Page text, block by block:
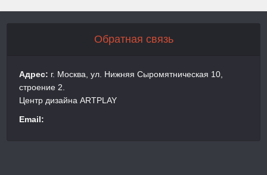
Обратная связь
Адрес: г. Москва, ул. Нижняя Сыромятническая 10,
строение 2.
Центр дизайна ARTPLAY
Email: